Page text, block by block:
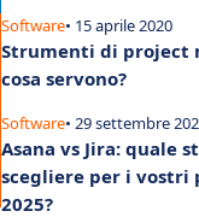
Software• 15 aprile 2020
Strumenti di project
cosa servono?
Software• 29 settembre
Asana vs Jira: quale
scegliere per i vostri
2025?